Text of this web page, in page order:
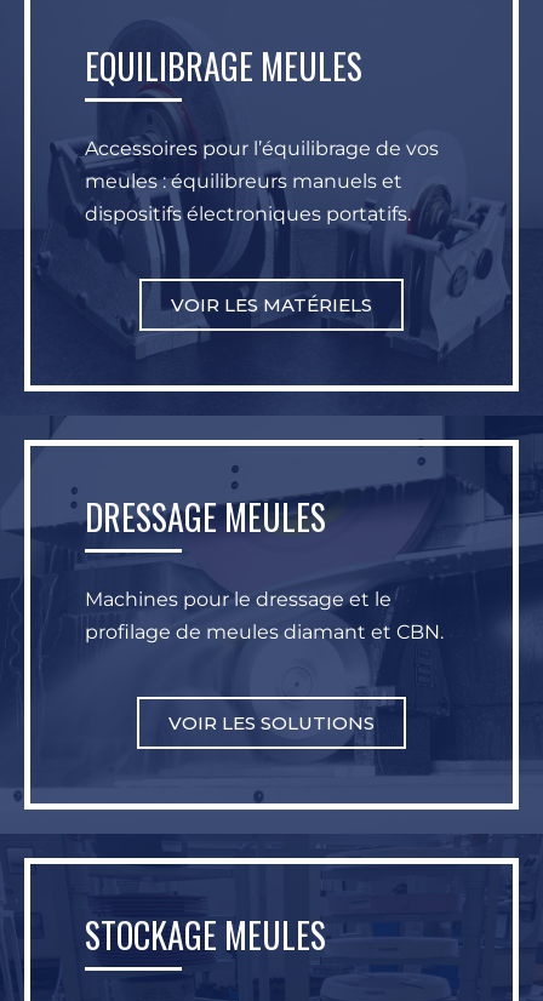
EQUILIBRAGE MEULES
Accessoires pour l’équilibrage de vos
meules : équilibreurs manuels et
dispositifs électroniques portatifs.
VOIR LES MATÉRIELS
DRESSAGE MEULES
Machines pour le dressage et le
profilage de meules diamant et CBN.
VOIR LES SOLUTIONS
STOCKAGE MEULES